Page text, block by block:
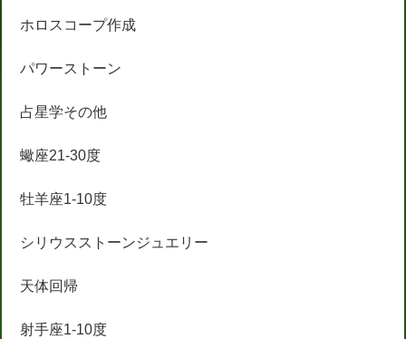
ホロスコープ作成
パワーストーン
占星学その他
蠍座21-30度
牡羊座1-10度
シリウスストーンジュエリー
天体回帰
射手座1-10度